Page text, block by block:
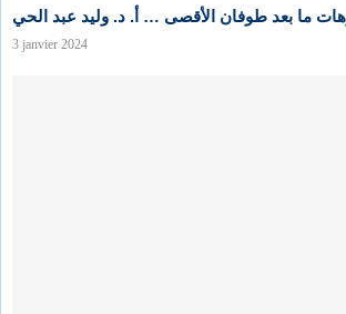
ما بعد طوفان الأقصى … أ. د. وليد عبد الحي
3 janvier 2024